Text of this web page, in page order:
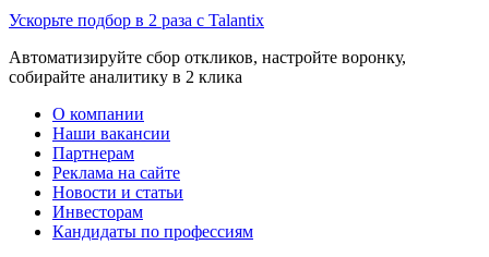
Ускорьте подбор в 2 раза с Talantix
Автоматизируйте сбор откликов, настройте воронку,
собирайте аналитику в 2 клика
О компании
Наши вакансии
Партнерам
Реклама на сайте
Новости и статьи
Инвесторам
Кандидаты по профессиям